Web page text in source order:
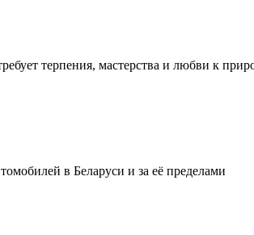
терпения, мастерства и любви к
в Беларуси и за её пределами